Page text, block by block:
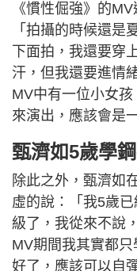
《慣性倔強》的
「拍攝的時候還是
下面拍，我還要穿
汗，但我還要進情
MV中有一位小女
來演出，應該會是
甄濟如5歲學
除此之外，甄濟如
虛的說：「我5歲
級了，我從來不說
MV期間我其實都
好了，應該可以自